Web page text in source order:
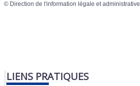
© Direction de l'information légale et administrative
LIENS PRATIQUES